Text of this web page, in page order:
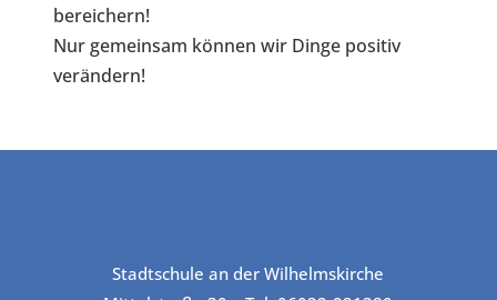
bereichern!
Nur gemeinsam können wir Dinge positiv
verändern!
Stadtschule an der Wilhelmskirche